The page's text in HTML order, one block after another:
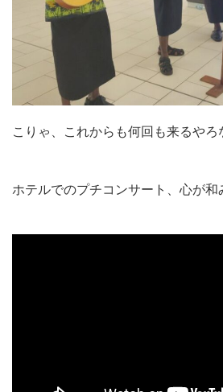
こりゃ、これからも何回も来るやろ
ホテルでのプチコンサート、心が和